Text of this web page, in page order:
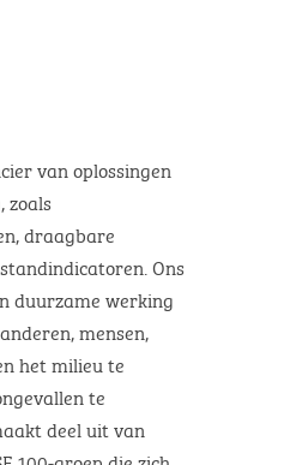
van oplossingen
zoals
draagbare
Ons
duurzame werking
mensen,
het milieu te
te
deel uit van